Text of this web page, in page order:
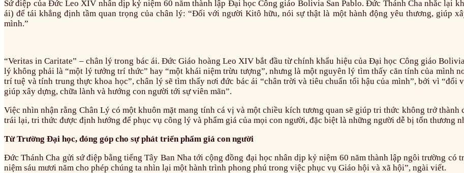
Sứ điệp của Đức Leo XIV nhân dịp kỷ niệm 60 năm thành lập Đại học Công giáo Bolivia San Pablo. Đức Thánh Cha nhắc lại
ái) để tái khẳng định tầm quan trọng của chân lý: “Đối với người Kitô hữu, nói sự thật là một hành động yêu thương, giúp
mình.”
“Veritas in Caritate” – chân lý trong bác ái. Đức Giáo hoàng Leo XIV bắt đầu từ chính khẩu hiệu của Đại học Công giáo
lý không phải là “một lý tưởng trí thức” hay “một khái niệm trừu tượng”, nhưng là một nguyên lý tìm thấy căn tính của mình
trí tuệ và tính trung thực khoa học”, chân lý sẽ tìm thấy nơi đức bác ái “chân trời và tiêu chuẩn tối hậu của mình”, bởi vì
giúp xây dựng, chữa lành và hướng con người tới sự viên mãn”.
Việc nhìn nhận rằng Chân Lý có một khuôn mặt mang tính cá vị và một chiều kích tương quan sẽ giúp tri thức không trở
trái lại, tri thức được định hướng để phục vụ công lý và phẩm giá của mọi con người, đặc biệt là những người dễ bị tổn thương
Từ Trường Đại học, đóng góp cho sự phát triển phẩm giá con người
Đức Thánh Cha gửi sứ điệp bằng tiếng Tây Ban Nha tới cộng đồng đại học nhân dịp kỷ niệm 60 năm thành lập ngôi trường có
niệm sáu mươi năm cho phép chúng ta nhìn lại một hành trình phong phú trong việc phục vụ Giáo hội và xã hội”, ngài viết.